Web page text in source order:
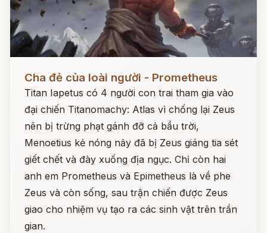
Cha đẻ của loài người - Prometheus
Titan Iapetus có 4 người con trai tham gia vào
đại chiến Titanomachy: Atlas vì chống lại Zeus
nên bị trừng phạt gánh đỡ cả bầu trời,
Menoetius kẻ nóng nảy đã bị Zeus giáng tia sét
giết chết và đày xuống địa ngục. Chỉ còn hai
anh em Prometheus và Epimetheus là về phe
Zeus và còn sống, sau trận chiến được Zeus
giao cho nhiệm vụ tạo ra các sinh vật trên trần
gian.